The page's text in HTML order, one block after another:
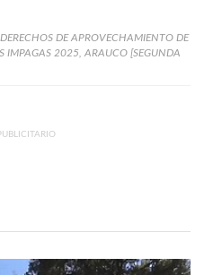
DE APROVECHAMIENTO DE
IMPAGAS 2025, ARAUCO [SEGUNDA